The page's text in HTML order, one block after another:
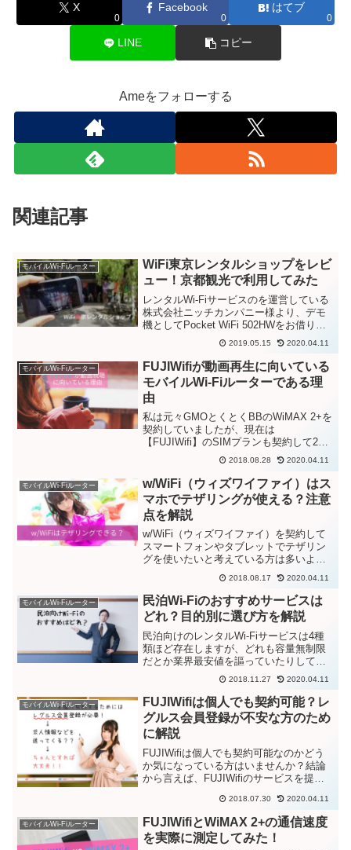
X
0
Facebook
0
はてブ
0
LINE コピー
Ameをフォローする
関連記事
モバイルWi-Fiルーター
WiFi東京レンタルショップをレビ
ュー！京都観光で利用してみた
レンタルWi-Fiサービスのを運営している
株式会社ニッチカンパニー様より、デモ
機としてPocket WiFi 502HWをお借りし
て実際に利用してみました。WiFi東京レ
ンタルショップの細かいサービス内容に
ついては別の記事で解説するとして、...
2019.05.15 2020.04.11
モバイルWi-Fiルーター
FUJIWifiが動画再生に向いている
モバイルWi-Fiルーターである理
由
私は元々GMOとくとくBBのWiMAX 2+を
契約していましたが、現在は
【FUJIWifi】のSIMプランも契約して2台
のモバイルWi-Fiルーターを使い分けてい
ます。メインはあくまでも容量無制限の
WiMAX 2+ですが、両方を使ってみて
実...
2018.08.28 2020.04.11
モバイルWi-Fiルーター
w/WiFi（ウィズワイファイ）はス
マホでテザリングが使える？注意
点を解説
w/WiFi（ウィズワイファイ）を契約して
スマートフォンやタブレットでテザリン
グを使いたいと考えている方は多いよう
ですね。ところがウィズワイファイの公
式サイトにはテザリングオプションを提
供していないと記載されているため、テ
ザリング機能を使え...
2018.08.17 2020.04.11
モバイルWi-Fiルーター
民泊Wi-Fiのおすすめサービスは
どれ？目的別に選び方を解説
民泊向けのレンタルWi-Fiサービスは4種
類ほど存在しますが、どれも容量無制限
だとか業界最安値を謳っていたりして違
いが分かりにくいですよね。しかも民泊
向けWi-Fiは一般的なPocket WiFiや
WiMAX 2+と比べるとマイナーなサー
ビ...
2018.11.27 2020.04.11
モバイルWi-Fiルーター
FUJIWifiは個人でも契約可能？レ
グルス会員登録が不安な方のため
に解説
FUJIWifiは個人でも契約可能なのかどう
か気になっている方はいませんか？結論
から言えば、FUJIWifiのサービスを提供
員になれば、法人や個人事業主でなく普
通の個人でも契約可能です。ところが一
部のサイ...
2018.07.30 2020.04.11
モバイルWi-Fiルーター
FUJIWifiとWiMAX 2+の通信速度
を実際に測定してみた！